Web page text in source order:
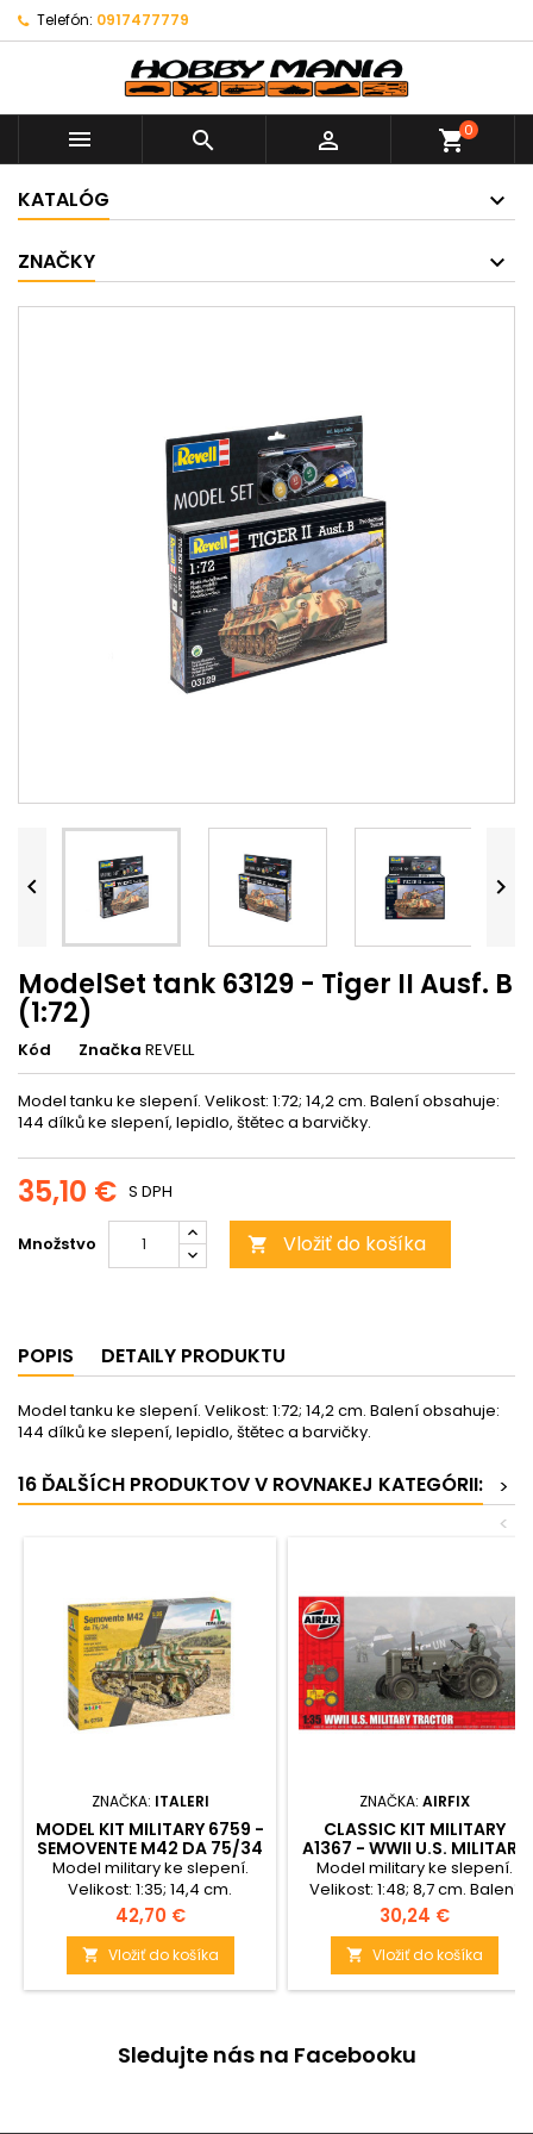
Telefón: 0917477779
   shopping_cart0
KATALÓG
ZNAČKY
 
ModelSet tank 63129 - Tiger II Ausf. B
(1:72)
Kód Značka REVELL
Model tanku ke slepení. Velikost: 1:72; 14,2 cm. Balení obsahuje:
144 dílků ke slepení, lepidlo, štětec a barvičky.
35,10 € S DPH
Množstvo  Vložiť do košíka
POPIS DETAILY PRODUKTU
Model tanku ke slepení. Velikost: 1:72; 14,2 cm. Balení obsahuje:
144 dílků ke slepení, lepidlo, štětec a barvičky.
16 ĎALŠÍCH PRODUKTOV V ROVNAKEJ KATEGÓRII:
>
<
ZNAČKA: ITALERI
MODEL KIT MILITARY 6759 -
SEMOVENTE M42 DA 75/34
UPGRADE EDITION (1:35)
Model military ke slepení.
Velikost: 1:35; 14,4 cm.
Cena
42,70 €
 Vložiť do košíka
ZNAČKA: AIRFIX
CLASSIC KIT MILITARY
A1367 - WWII U.S. MILITARY
TRACTOR (1:35)
Model military ke slepení.
Velikost: 1:48; 8,7 cm. Balení
obsahuje: 70 dílků ke slepení.
Cena
30,24 €
 Vložiť do košíka
Sledujte nás na Facebooku